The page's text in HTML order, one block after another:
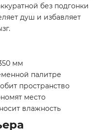
без подгонки
душ и избавляет
мм
палитре
пространство
место
влажность